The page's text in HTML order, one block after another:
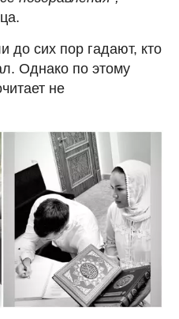
до сих пор гадают, кто
Однако по этому
не